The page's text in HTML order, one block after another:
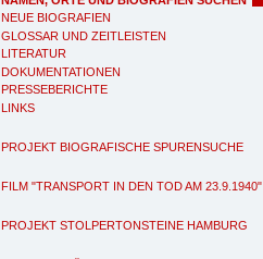
NEUE BIOGRAFIEN
GLOSSAR UND ZEITLEISTEN
LITERATUR
DOKUMENTATIONEN
PRESSEBERICHTE
LINKS
PROJEKT BIOGRAFISCHE SPURENSUCHE
FILM "TRANSPORT IN DEN TOD AM 23.9.1940"
PROJEKT STOLPERTONSTEINE HAMBURG